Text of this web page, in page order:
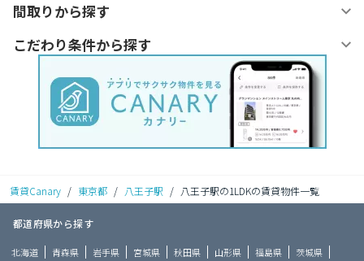
間取りから探す
こだわり条件から探す
賃貸Canary / 東京都 / 八王子駅 / 八王子駅の1LDKの賃貸物件一覧
都道府県から探す
北海道 青森県 岩手県 宮城県 秋田県 山形県 福島県 茨城県